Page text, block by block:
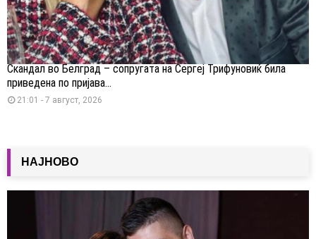
Скандал во Белград – сопругата на Сергеј Трифуновиќ била
приведена по пријава...
21:01 - 7 август, 2026
НАЈНОВО